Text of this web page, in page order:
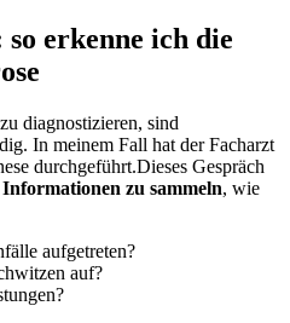
‍erkenne⁢ ich ​die⁣
diagnostizieren, ​sind
In meinem‍ Fall hat der Facharzt
durchgeführt.Dieses Gespräch
zu sammeln, wie
aufgetreten?
auf?